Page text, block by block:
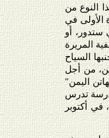
النوع من
الأولى في
ستدور، أو
المريرة
السياح
من أجل
اليمن"
تدرس
في أكتوبر